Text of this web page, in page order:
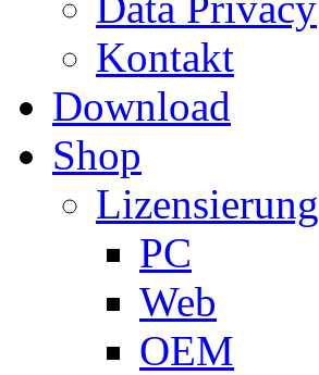
Kontakt
Download
Shop
Lizensierung
PC
Web
OEM